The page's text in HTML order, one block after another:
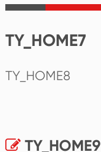
TY_HOME7
TY_HOME8
TY_HOME9